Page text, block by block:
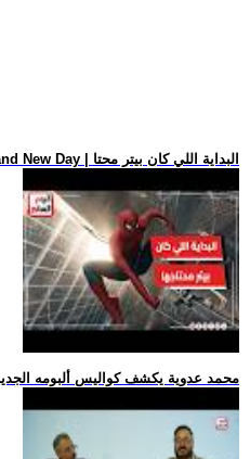
.. فيلم Spider-Man: Brand New Day | البداية اللي كان بيتر محتا
.. محمد عدوية يكشف كواليس ألبومه